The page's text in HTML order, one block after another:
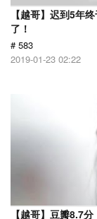
【越哥】迟到5年
了！
# 583
2019-01-23 02:22
【越哥】豆瓣8.7